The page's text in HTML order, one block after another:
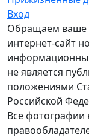
Вход
Обращаем ваше
интернет-сайт
не является
положениями
Российской
Все фотографии